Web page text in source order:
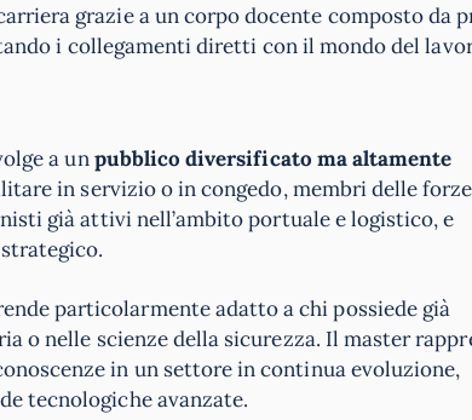
grazie a un corpo docente composto da
i collegamenti diretti con il mondo del
a unpubblico diversificato ma altamente
in servizio o in congedo, membri delle forze
già attivi nell’ambito portuale e logistico, e
particolarmente adatto a chi possiede già
o nelle scienze della sicurezza. Il master
in un settore in continua evoluzione,
tecnologiche avanzate.